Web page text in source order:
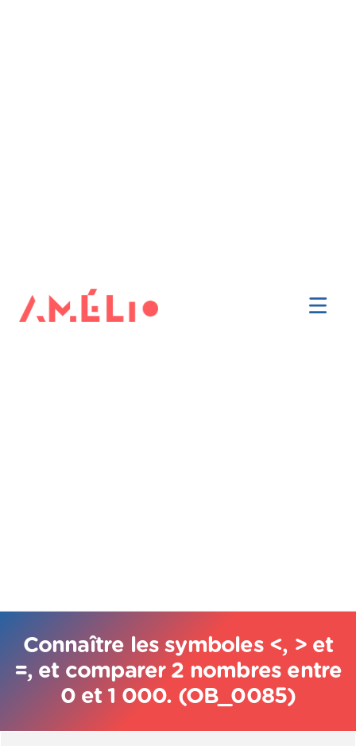
Connaître les symboles <, > et
=, et comparer 2 nombres entre
0 et 1 000. (OB_0085)